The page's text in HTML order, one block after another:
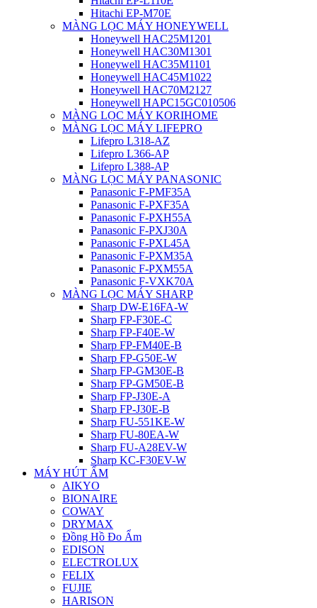
Hitachi EP-M70E
MÀNG LỌC MÁY HONEYWELL
Honeywell HAC25M1201
Honeywell HAC30M1301
Honeywell HAC35M1101
Honeywell HAC45M1022
Honeywell HAC70M2127
Honeywell HAPC15GC010506
MÀNG LỌC MÁY KORIHOME
MÀNG LỌC MÁY LIFEPRO
Lifepro L318-AZ
Lifepro L366-AP
Lifepro L388-AP
MÀNG LỌC MÁY PANASONIC
Panasonic F-PMF35A
Panasonic F-PXF35A
Panasonic F-PXH55A
Panasonic F-PXJ30A
Panasonic F-PXL45A
Panasonic F-PXM35A
Panasonic F-PXM55A
Panasonic F-VXK70A
MÀNG LỌC MÁY SHARP
Sharp DW-E16FA-W
Sharp FP-F30E-C
Sharp FP-F40E-W
Sharp FP-FM40E-B
Sharp FP-G50E-W
Sharp FP-GM30E-B
Sharp FP-GM50E-B
Sharp FP-J30E-A
Sharp FP-J30E-B
Sharp FU-551KE-W
Sharp FU-80EA-W
Sharp FU-A28EV-W
Sharp KC-F30EV-W
MÁY HÚT ẨM
AIKYO
BIONAIRE
COWAY
DRYMAX
Đồng Hồ Đo Ẩm
EDISON
ELECTROLUX
FELIX
FUJIE
HARISON